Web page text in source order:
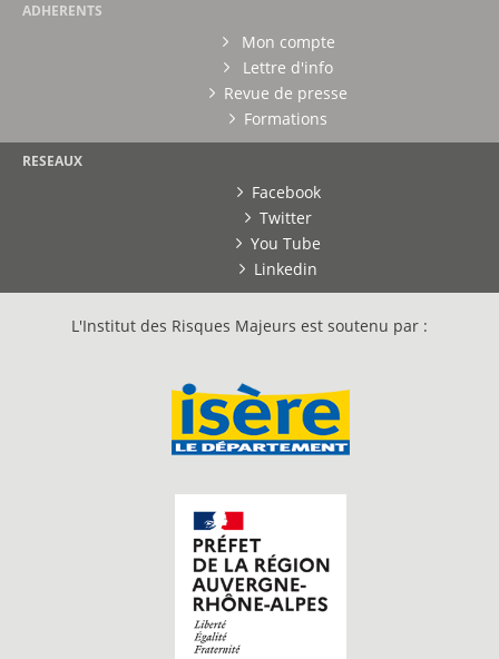
ADHERENTS
Mon compte
Lettre d'info
Revue de presse
Formations
RESEAUX
Facebook
Twitter
You Tube
Linkedin
L'Institut des Risques Majeurs est soutenu par :